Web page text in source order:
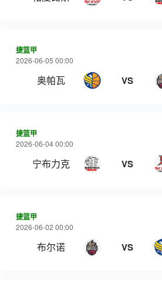
捷篮甲
2026-06-05 00:00
奥帕瓦 VS
捷篮甲
2026-06-04 00:00
宁布力克 VS
捷篮甲
2026-06-02 00:00
布尔诺 VS